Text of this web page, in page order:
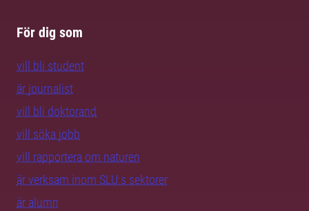
För dig som
vill bli student
är journalist
vill bli doktorand
vill söka jobb
vill rapportera om naturen
är verksam inom SLU:s sektorer
är alumn